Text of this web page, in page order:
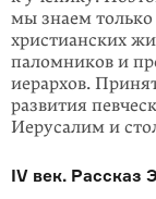
мы знаем
христианских
паломников и
иерархов.
развития
Иерусалим и
IV век. Рассказ